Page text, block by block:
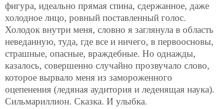
фигура, идеально прямая спина, сдержанное, даже
холодное лицо, ровный поставленный голос.
Холодок внутри меня, словно я заглянула в область
неведанную, туда, где все и ничего, в первоосновы,
страшные, опасные, враждебные. Но однажды,
казалось, совершенно случайно прозвучало слово,
которое вырвало меня из замороженного
оцепенения (ледяная аудитория и леденящая наука).
Сильмариллион. Сказка. И улыбка.